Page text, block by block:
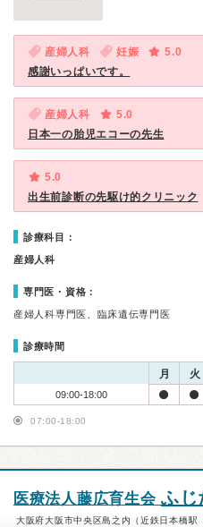
産婦人科 妊娠
5.0
感謝いっぱいです。
産婦人科
5.0
日本一の胎児エコーの先生
5.0
出生前診断の先駆け的クリニック
診療科目：
産婦人科
専門医・資格：
産婦人科専門医、臨床遺伝専門医
診療時間
月 火
09:00-18:00
07:00-18:00
医療法人藤広育生会 ふじ
大阪府大阪市中央区島之内（近鉄日本橋駅